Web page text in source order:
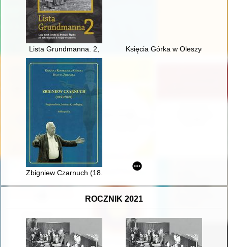
Lista Grundmanna. 2, Księcia Górka w Oleszycach :
Zbigniew Czarnuch (18.03.1930 - 22.09.2024) : regionalista,
ROCZNIK 2021